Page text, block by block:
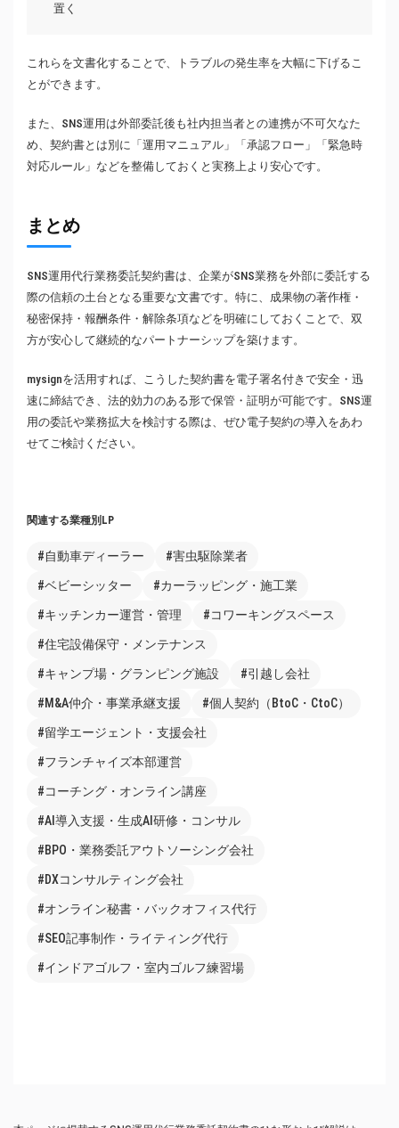
置く
これらを文書化することで、トラブルの発生率を大幅に下げるこ
とができます。
また、SNS運用は外部委託後も社内担当者との連携が不可欠なた
め、契約書とは別に「運用マニュアル」「承認フロー」「緊急時
対応ルール」などを整備しておくと実務上より安心です。
まとめ
SNS運用代行業務委託契約書は、企業がSNS業務を外部に委託する
際の信頼の土台となる重要な文書です。特に、成果物の著作権・
秘密保持・報酬条件・解除条項などを明確にしておくことで、双
方が安心して継続的なパートナーシップを築けます。
mysignを活用すれば、こうした契約書を電子署名付きで安全・迅
速に締結でき、法的効力のある形で保管・証明が可能です。SNS運
用の委託や業務拡大を検討する際は、ぜひ電子契約の導入をあわ
せてご検討ください。
関連する業種別LP
#自動車ディーラー #害虫駆除業者
#ベビーシッター #カーラッピング・施工業
#キッチンカー運営・管理 #コワーキングスペース
#住宅設備保守・メンテナンス
#キャンプ場・グランピング施設 #引越し会社
#M&A仲介・事業承継支援 #個人契約（BtoC・CtoC）
#留学エージェント・支援会社
#フランチャイズ本部運営
#コーチング・オンライン講座
#AI導入支援・生成AI研修・コンサル
#BPO・業務委託アウトソーシング会社
#DXコンサルティング会社
#オンライン秘書・バックオフィス代行
#SEO記事制作・ライティング代行
#インドアゴルフ・室内ゴルフ練習場